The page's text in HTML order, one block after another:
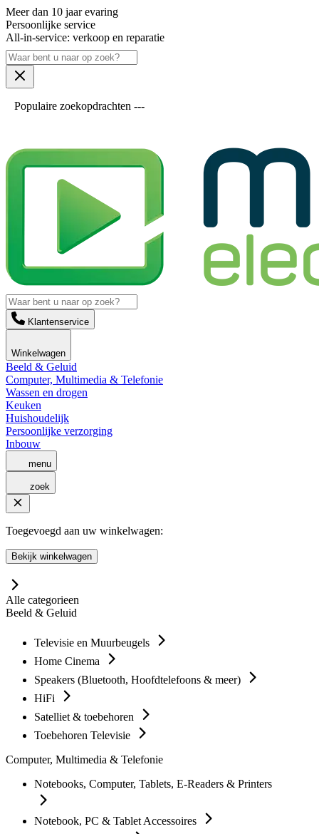
Meer dan 10 jaar evaring
Persoonlijke service
All-in-service: verkoop en reparatie
Populaire zoekopdrachten ---
Klantenservice
Winkelwagen
Beeld & Geluid
Computer, Multimedia & Telefonie
Wassen en drogen
Keuken
Huishoudelijk
Persoonlijke verzorging
Inbouw
menu
zoek
Toegevoegd aan uw winkelwagen:
Bekijk winkelwagen
Alle categorieen
Beeld & Geluid
Televisie en Muurbeugels
Home Cinema
Speakers (Bluetooth, Hoofdtelefoons & meer)
HiFi
Satelliet & toebehoren
Toebehoren Televisie
Computer, Multimedia & Telefonie
Notebooks, Computer, Tablets, E-Readers & Printers
Notebook, PC & Tablet Accessoires